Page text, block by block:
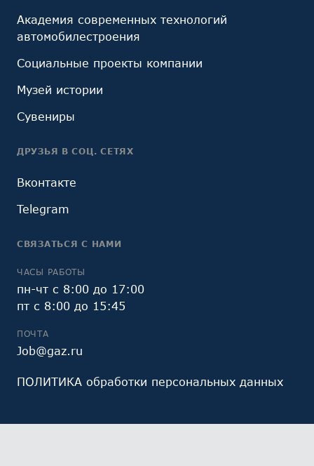
Академия современных технологий
автомобилестроения
Социальные проекты компании
Музей истории
Сувениры
ДРУЗЬЯ В СОЦ. СЕТЯХ
Вконтакте
Telegram
СВЯЗАТЬСЯ С НАМИ
ЧАСЫ РАБОТЫ
пн-чт с 8:00 до 17:00
пт с 8:00 до 15:45
ПОЧТА
Job@gaz.ru
ПОЛИТИКА обработки персональных данных